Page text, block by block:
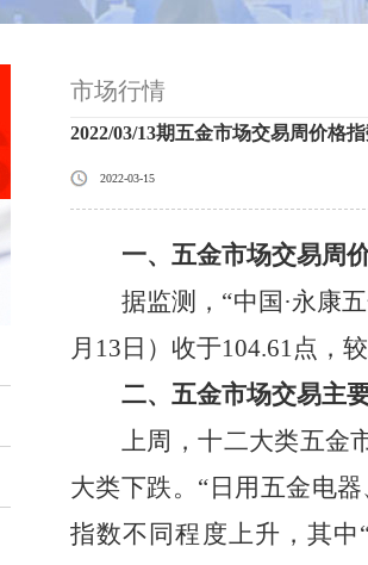
市场行情
2022/03/13期五金市场交易周价格
2022-03-15
一、五金市场交易周
据监测， “中国·永康
月 13 日）收于104.61点 ，
二、五金市场交易主
上周，十二大类五金
大类下跌。 “日用五金电
指数不同程度上升，其中